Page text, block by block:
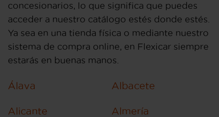
concesionarios, lo que significa que puedes
acceder a nuestro catálogo estés donde estés.
Ya sea en una tienda física o mediante nuestro
sistema de compra online, en Flexicar siempre
estarás en buenas manos.
Álava Albacete
Alicante Almería